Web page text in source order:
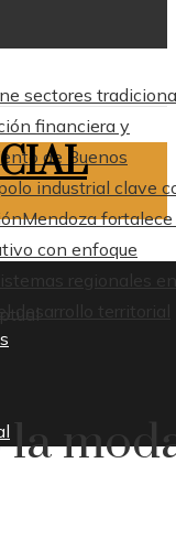
sectores
financiera y
de Buenos
industrial clave
Mendoza fortalece
con enfoque
regionales en
desarrollo territorial